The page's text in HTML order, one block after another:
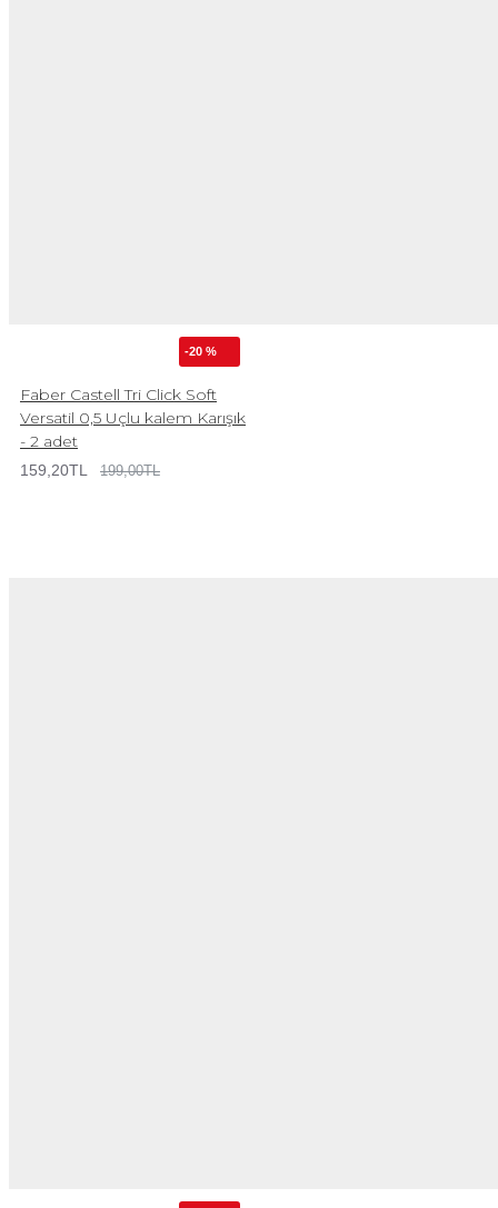
-20 %
Faber Castell Tri Click Soft
Versatil 0,5 Uçlu kalem Karışık
- 2 adet
159,20TL 199,00TL